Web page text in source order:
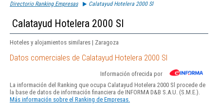
Directorio Ranking Empresas Calatayud Hotelera 2000 Sl
Calatayud Hotelera 2000 Sl
Hoteles y alojamientos similares | Zaragoza
Datos comerciales de Calatayud Hotelera 2000 Sl
Información ofrecida por
La información del Ranking que ocupa Calatayud Hotelera 2000 Sl procede de
la base de datos de información financiera de INFORMA D&B S.A.U. (S.M.E.).
Más información sobre el Ranking de Empresas.